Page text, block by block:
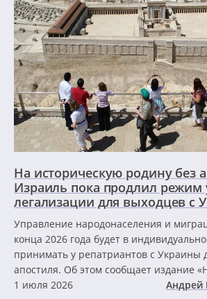
На историческую родину без
Израиль пока продлил
легализации для выходцев с
Управление народонаселения и
конца 2026 года будет в
принимать у репатриантов с Украины
апостиля. Об этом сообщает издание
1 июля 2026